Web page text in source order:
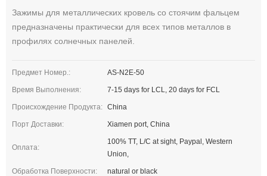
Зажимы для металлических кровель со стоячим фальцем
предназначены практически для всех типов металлов в
профилях солнечных панелей.
Предмет Номер.: AS-N2E-50
Время Выполнения: 7-15 days for LCL, 20 days for FCL
Происхождение Продукта: China
Порт Доставки: Xiamen port, China
Оплата:
100% TT, L/C at sight, Paypal, Western
Union,
Обработка Поверхности: natural or black